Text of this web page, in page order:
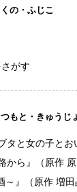
の・ふじこ
がす
つもと・きゅうじ
タと女の子とお
から』（原作
～』（原作 増